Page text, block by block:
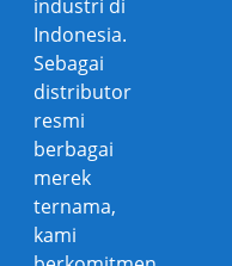
industri di
Indonesia.
Sebagai
distributor
resmi
berbagai
merek
ternama,
kami